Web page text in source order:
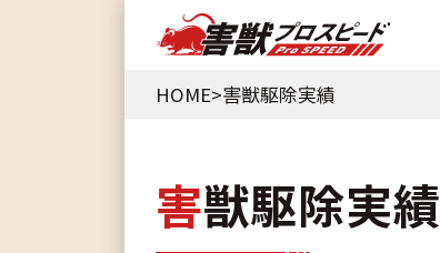
HOME>害獣駆除実績
害獣駆除実績